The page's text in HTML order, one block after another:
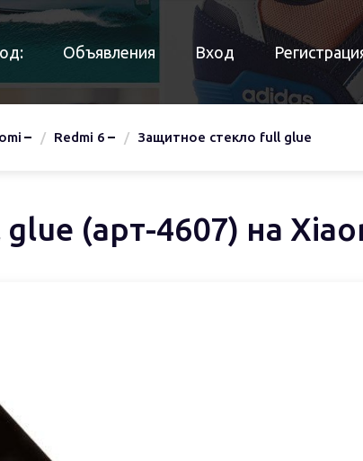
Объявления Вход
Redmi 6 Защитное стекло full glue
(арт-4607) на